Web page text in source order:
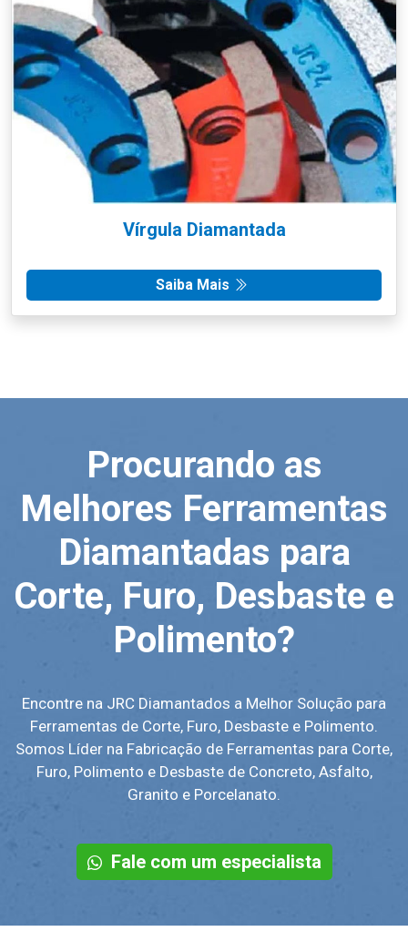
Vírgula Diamantada
Saiba Mais
Procurando as
Melhores Ferramentas
Diamantadas para
Corte, Furo, Desbaste e
Polimento?
Encontre na JRC Diamantados a Melhor Solução para
Ferramentas de Corte, Furo, Desbaste e Polimento.
Somos Líder na Fabricação de Ferramentas para Corte,
Furo, Polimento e Desbaste de Concreto, Asfalto,
Granito e Porcelanato.
Fale com um especialista